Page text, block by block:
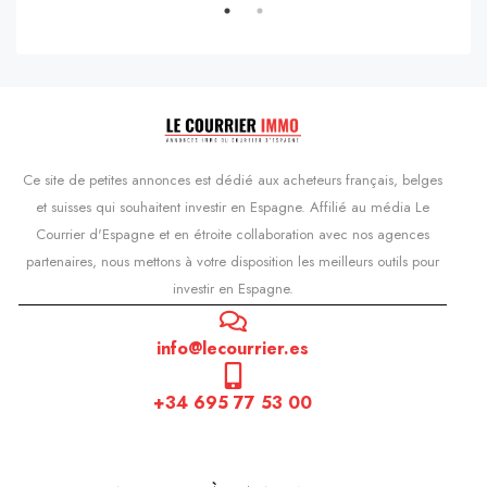
Ce site de petites annonces est dédié aux acheteurs français, belges
et suisses qui souhaitent investir en Espagne. Affilié au média Le
Courrier d'Espagne et en étroite collaboration avec nos agences
partenaires, nous mettons à votre disposition les meilleurs outils pour
investir en Espagne.
info@lecourrier.es
+34 695 77 53 00